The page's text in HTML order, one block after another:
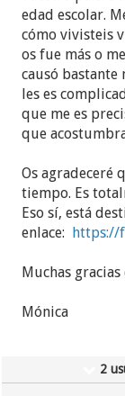
edad escolar.
cómo vivisteis
os fue más o
causó bastante
les es
que me es
que
Os agradeceré
tiempo. Es
Eso sí, está
enlace:
https://
Muchas
Mónica
2